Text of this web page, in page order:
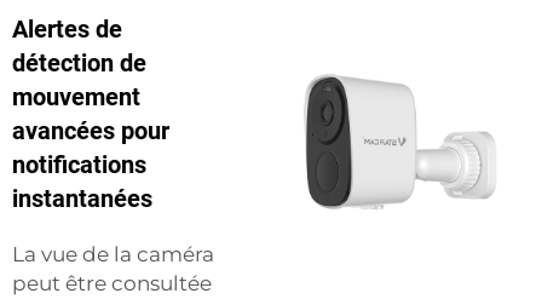
Alertes de
détection de
mouvement
avancées pour
notifications
instantanées
La vue de la caméra
peut être consultée